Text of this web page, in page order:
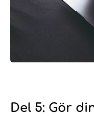
Del 5: Gör